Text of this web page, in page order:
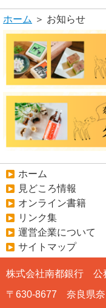
ホーム ＞ お知らせ
ホーム
見どころ情報
オンライン書籍
リンク集
運営企業について
サイトマップ
株式会社南都銀行 公
〒630-8677 奈良県奈